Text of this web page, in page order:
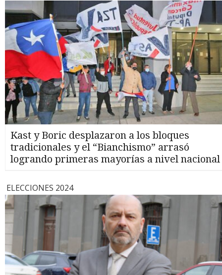
Kast y Boric desplazaron a los bloques
tradicionales y el “Bianchismo” arrasó
logrando primeras mayorías a nivel nacional
ELECCIONES 2024